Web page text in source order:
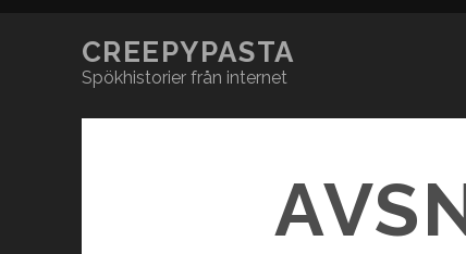
CREEPYPASTA
Spökhistorier från internet